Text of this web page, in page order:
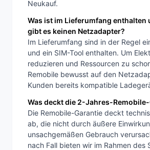
Neukauf.
Was ist im Lieferumfang enthalten
gibt es keinen Netzadapter?
Im Lieferumfang sind in der Regel
und ein SIM-Tool enthalten. Um
reduzieren und Ressourcen zu
Remobile bewusst auf den
Kunden bereits kompatible
Was deckt die 2-Jahres-
Die Remobile-Garantie deckt
ab, die nicht durch äußere
unsachgemäßen Gebrauch
nach Fall bieten wir im Rahmen des